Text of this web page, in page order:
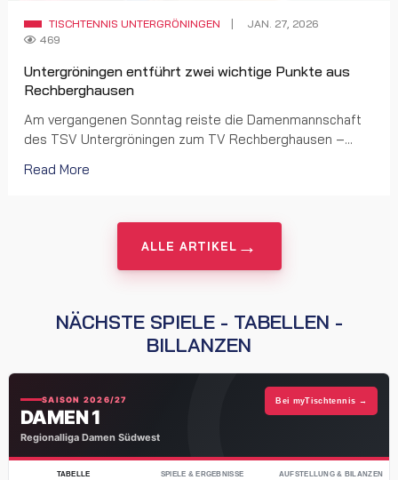
TISCHTENNIS UNTERGRÖNINGEN
JAN. 27, 2026
469
Untergröningen entführt zwei wichtige Punkte aus
Rechberghausen
Am vergangenen Sonntag reiste die Damenmannschaft
des TSV Untergröningen zum TV Rechberghausen –...
Read More
ALLE ARTIKEL →
NÄCHSTE SPIELE - TABELLEN -
BILLANZEN